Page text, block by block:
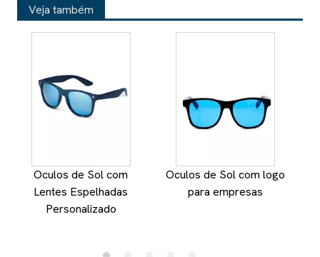
Veja também
Oculos de Sol com
Lentes Espelhadas
Personalizado
Oculos de Sol com logo
para empresas